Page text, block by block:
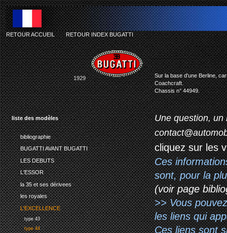
liste des modèles
bibliographie
BUGATTI AVANT BUGATTI
LES DEBUTS
L'ESSOR
la 35 et ses dérivees
les royales
L'EXCELLENCE
type 43
type 44
RETOUR ACCUEIL-RETOUR INDEX BUGATTI
1929
Sur la base d'une Berline,
Coachcraft.
Chassis n° 44949.
Une question,
cliquez sur les
Ces
sont, pour la
(voir page
>> Vous
les liens qui
Ces liens sont